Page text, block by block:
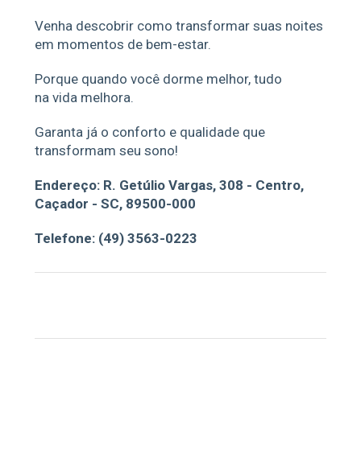
Venha descobrir como transformar suas noites
em momentos de bem-estar.
Porque quando você dorme melhor, tudo
na vida melhora.
Garanta já o conforto e qualidade que
transformam seu sono!
Endereço: R. Getúlio Vargas, 308 - Centro,
Caçador - SC, 89500-000
Telefone: (49) 3563-0223